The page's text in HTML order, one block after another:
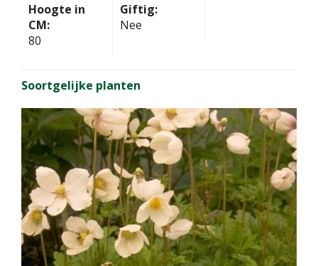
Hoogte in
CM:
80
Giftig:
Nee
Soortgelijke planten